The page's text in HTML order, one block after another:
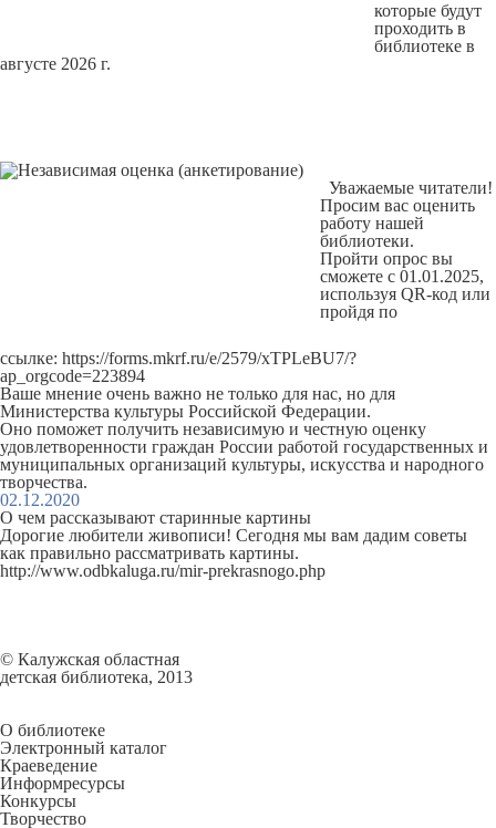
которые будут
проходить в
библиотеке в
августе 2026 г.
Уважаемые читатели!
Просим вас оценить
работу нашей
библиотеки.
Пройти опрос вы
сможете с 01.01.2025,
используя QR-код или
пройдя по
ссылке: https://forms.mkrf.ru/e/2579/xTPLeBU7/?
ap_orgcode=223894
Ваше мнение очень важно не только для нас, но для
Министерства культуры Российской Федерации.
Оно поможет получить независимую и честную оценку
удовлетворенности граждан России работой государственных и
муниципальных организаций культуры, искусства и народного
творчества.
02.12.2020
О чем рассказывают старинные картины
Дорогие любители живописи! Сегодня мы вам дадим советы
как правильно рассматривать картины.
http://www.odbkaluga.ru/mir-prekrasnogo.php
© Калужская областная
детская библиотека, 2013
О библиотеке
Электронный каталог
Краеведение
Информресурсы
Конкурсы
Творчество